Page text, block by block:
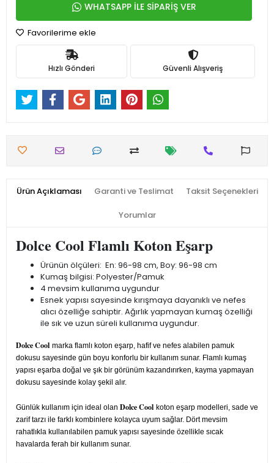
WHATSAPP İLE SİPARİŞ VER
Favorilerime ekle
Hızlı Gönderi Güvenli Alışveriş
Ürün Açıklaması Garanti ve Teslimat Taksit Seçenekleri
Yorumlar
Dolce Cool Flamlı Koton Eşarp
Ürünün ölçüleri: En: 96-98 cm, Boy: 96-98 cm
Kumaş bilgisi: Polyester/Pamuk
4 mevsim kullanıma uygundur
Esnek yapısı sayesinde kırışmaya dayanıklı ve nefes
alıcı özelliğe sahiptir. Ağırlık yapmayan kumaş özelliği
ile sık ve uzun süreli kullanıma uygundur.
Dolce Cool marka flamlı koton eşarp, hafif ve nefes alabilen pamuk
dokusu sayesinde gün boyu konforlu bir kullanım sunar. Flamlı kumaş
yapısı eşarba doğal ve şık bir görünüm kazandırırken, kayma yapmayan
dokusu sayesinde kolay şekil alır.
Günlük kullanım için ideal olan Dolce Cool koton eşarp modelleri, sade ve
zarif tarzı ile farklı kombinlere kolayca uyum sağlar. Dört mevsim
rahatlıkla kullanılabilen pamuk yapısı sayesinde özellikle sıcak
havalarda ferah bir kullanım sunar.